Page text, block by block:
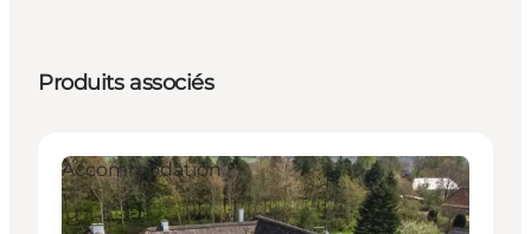
Produits associés
Accommodation